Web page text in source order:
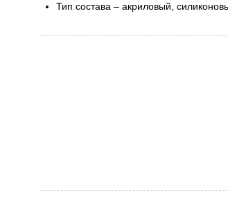
Тип состава – акриловый,